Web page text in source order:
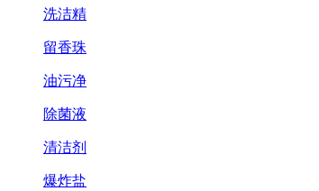
洗洁精
留香珠
油污净
除菌液
清洁剂
爆炸盐